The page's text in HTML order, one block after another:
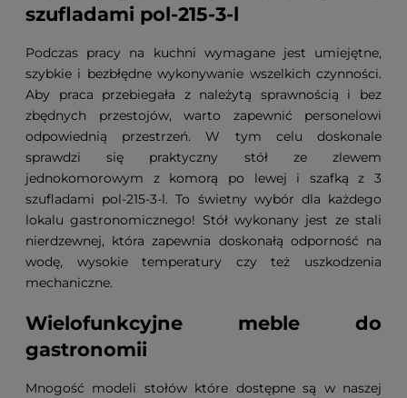
szufladami pol-215-3-l
Podczas pracy na kuchni wymagane jest umiejętne,
szybkie i bezbłędne wykonywanie wszelkich czynności.
Aby praca przebiegała z należytą sprawnością i bez
zbędnych przestojów, warto zapewnić personelowi
odpowiednią przestrzeń. W tym celu doskonale
sprawdzi się praktyczny stół ze zlewem
jednokomorowym z komorą po lewej i szafką z 3
szufladami pol-215-3-l. To świetny wybór dla każdego
lokalu gastronomicznego! Stół wykonany jest ze stali
nierdzewnej, która zapewnia doskonałą odporność na
wodę, wysokie temperatury czy też uszkodzenia
mechaniczne.
Wielofunkcyjne meble do
gastronomii
Mnogość modeli stołów które dostępne są w naszej